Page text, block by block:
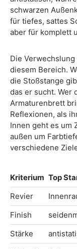
schwarzen
für tiefes, sattes
aber für komplett
Die
diesem Bereich.
die Stoßstange
das er sucht. Wer
Armaturenbrett
Reflexionen, als
Innen geht es um
außen um
verschiedene
Kriterium Top
Revier
Finish
Stärke